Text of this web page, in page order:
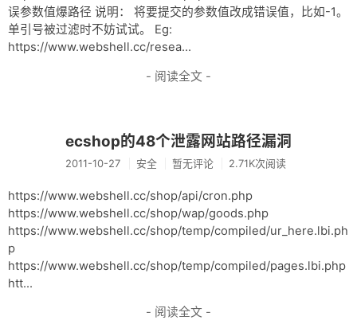
误参数值爆路径 说明： 将要提交的参数值改成错误值，比如-1。
单引号被过滤时不妨试试。 Eg:
https://www.webshell.cc/resea...
- 阅读全文 -
ecshop的48个泄露网站路径漏洞
2011-10-27 安全 暂无评论 2.71K次阅读
https://www.webshell.cc/shop/api/cron.php
https://www.webshell.cc/shop/wap/goods.php
https://www.webshell.cc/shop/temp/compiled/ur_here.lbi.ph
p
https://www.webshell.cc/shop/temp/compiled/pages.lbi.php
htt...
- 阅读全文 -